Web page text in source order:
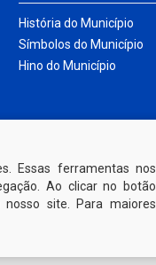
História do Município
Símbolos do Município
Hino do Município
Essas ferramentas nos
Ao clicar no botão
site. Para maiores